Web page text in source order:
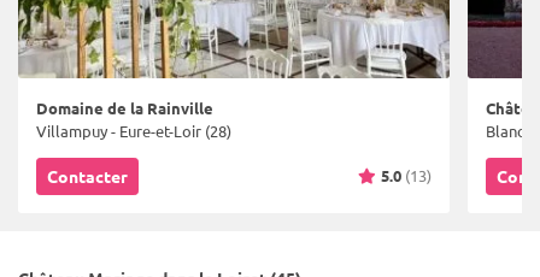
Domaine de la Rainville
Villampuy - Eure-et-Loir (28)
Contacter 5.0 (13)